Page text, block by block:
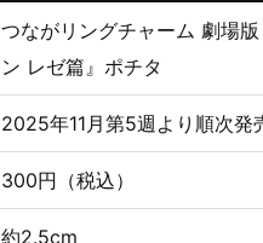
つながリングチャーム 劇場
ン レゼ篇』ポチタ
2025年11月第5週より順次発
300円（税込）
約2.5cm